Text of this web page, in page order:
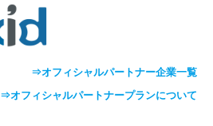
⇒オフィシャルパートナー企業一覧
⇒オフィシャルパートナープランについて